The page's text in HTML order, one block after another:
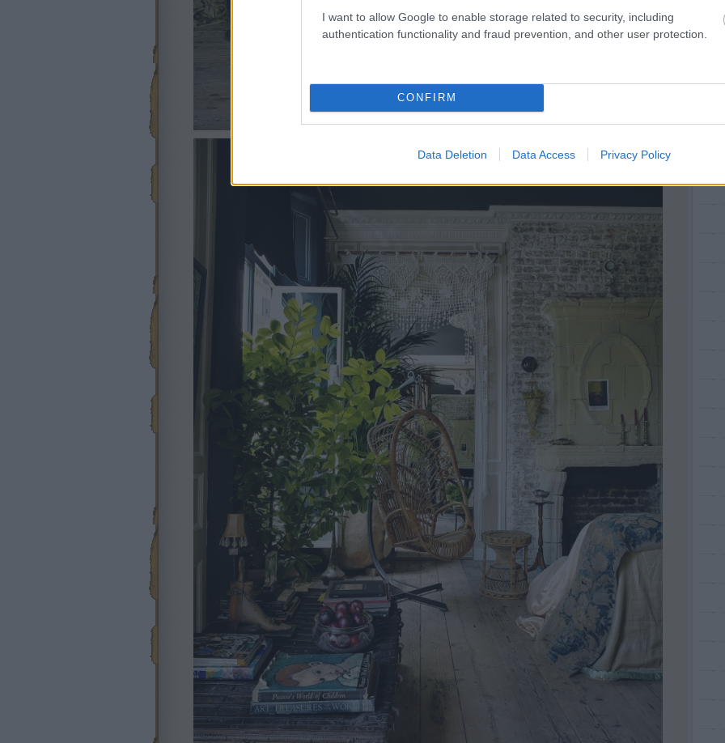
I want to allow Google to enable storage related to security, including
authentication functionality and fraud prevention, and other user protection.
CONFIRM
Data Deletion Data Access Privacy Policy